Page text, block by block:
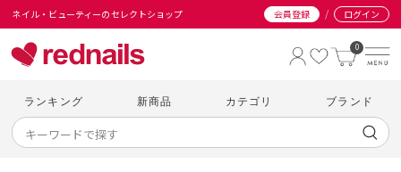
ネイル・ビューティーのセレクトショップ 会員登録 / ログイン
0
ランキング 新商品 カテゴリ ブランド